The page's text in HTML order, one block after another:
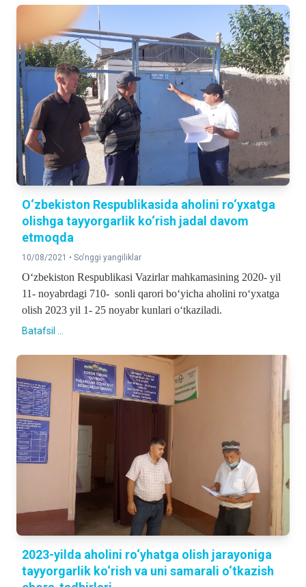
O‘zbekiston Respublikasida aholini ro‘yxatga
olishga tayyorgarlik ko‘rish jadal davom
etmoqda
10/08/2021 • So'nggi yangiliklar
O‘zbekiston Respublikasi Vazirlar mahkamasining 2020- yil
11- noyabrdagi 710- sonli qarori bo‘yicha aholini ro‘yxatga
olish 2023 yil 1- 25 noyabr kunlari o‘tkaziladi.
Batafsil ...
2023-yilda aholini ro‘yhatga olish jarayoniga
tayyorgarlik ko‘rish va uni samarali o‘tkazish